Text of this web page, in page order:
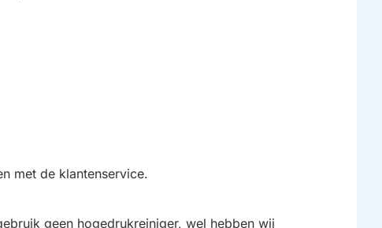
met de klantenservice.
geen hogedrukreiniger, wel hebben wij